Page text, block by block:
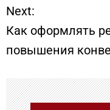
в
и
г
а
Next:
Как оформлять
повышения